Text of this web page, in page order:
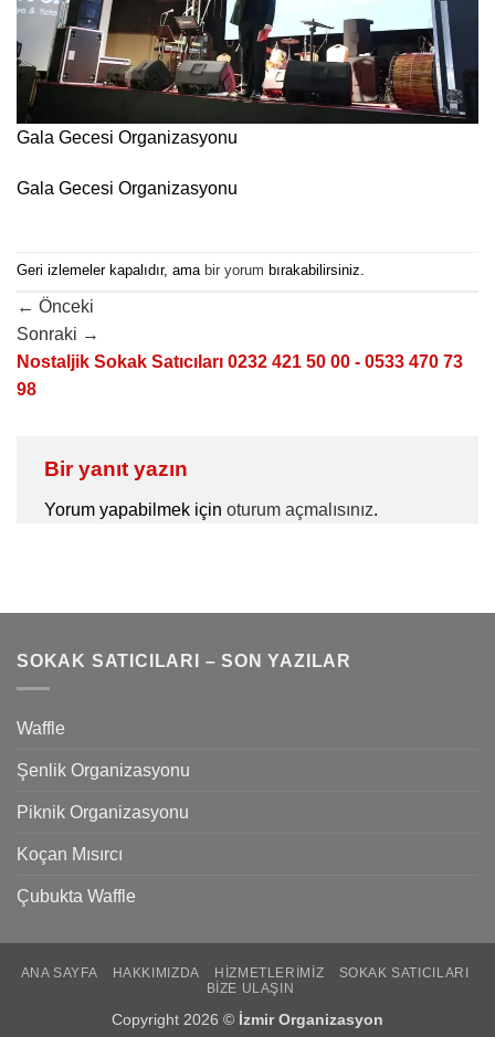
Gala Gecesi Organizasyonu
Gala Gecesi Organizasyonu
Geri izlemeler kapalıdır, ama bir yorum bırakabilirsiniz.
← Önceki
Sonraki →
Nostaljik Sokak Satıcıları 0232 421 50 00 - 0533 470 73
98
Bir yanıt yazın
Yorum yapabilmek için oturum açmalısınız.
SOKAK SATICILARI – SON YAZILAR
Waffle
Şenlik Organizasyonu
Piknik Organizasyonu
Koçan Mısırcı
Çubukta Waffle
ANA SAYFA HAKKIMIZDA HIZMETLERIMIZ
SOKAK SATICILARI
BIZE ULAŞIN
Copyright 2026 © İzmir Organizasyon